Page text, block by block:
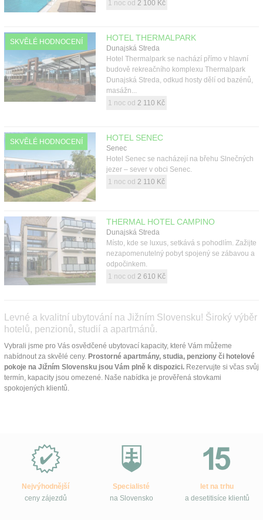
1 noc od 2 100 Kč
SKVĚLÉ HODNOCENÍ HOTEL THERMALPARK
Dunajská Streda
Hotel Thermalpark se nachází přímo v hlavní
budově rekreačního komplexu Thermalpark
Dunajská Streda, odkud hosty dělí od bazénů,
masážn...
1 noc od 2 110 Kč
SKVĚLÉ HODNOCENÍ HOTEL SENEC
Senec
Hotel Senec se nacházejí na břehu Slnečných
jezer – sever v obci Senec.
1 noc od 2 110 Kč
THERMAL HOTEL CAMPINO
Dunajská Streda
Místo, kde se luxus, setkává s pohodlím. Zažijte
nezapomenutelný pobyt spojený se zábavou a
odpočinkem.
1 noc od 2 610 Kč
Levné a kvalitní ubytování na Jižním Slovensku! Široký výběr
hotelů, penzionů, studií a apartmánů.
Vybrali jsme pro Vás osvědčené ubytovací kapacity, které Vám můžeme
nabídnout za skvělé ceny. Prostorné apartmány, studia, penziony či hotelové
pokoje na Jižním Slovensku jsou Vám plně k dispozici. Rezervujte si včas svůj
termín, kapacity jsou omezené. Naše nabídka je prověřená stovkami
spokojených klientů.
Slovensko.cz?
Nejvýhodnější
ceny zájezdů
Specialisté
na Slovensko
let na trhu
a desetitisíce klientů